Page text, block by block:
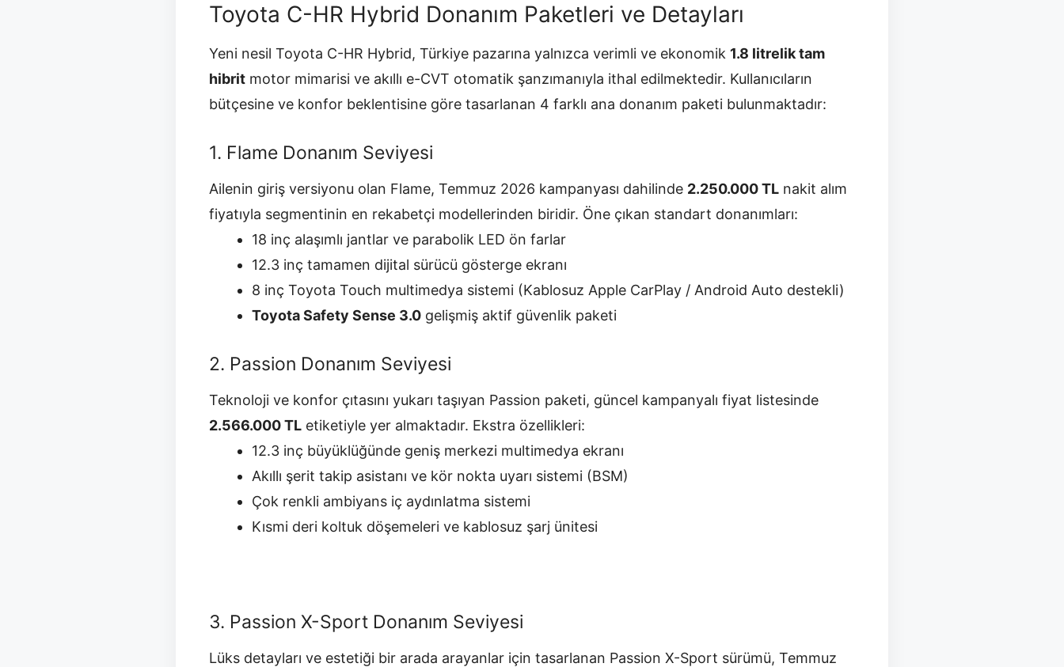
Toyota C-HR Hybrid Donanım Paketleri ve Detayları
Yeni nesil Toyota C-HR Hybrid, Türkiye pazarına yalnızca verimli ve ekonomik 1.8 litrelik tam
hibrit motor mimarisi ve akıllı e-CVT otomatik şanzımanıyla ithal edilmektedir. Kullanıcıların
bütçesine ve konfor beklentisine göre tasarlanan 4 farklı ana donanım paketi bulunmaktadır:
1. Flame Donanım Seviyesi
Ailenin giriş versiyonu olan Flame, Temmuz 2026 kampanyası dahilinde 2.250.000 TL nakit alım
fiyatıyla segmentinin en rekabetçi modellerinden biridir. Öne çıkan standart donanımları:
18 inç alaşımlı jantlar ve parabolik LED ön farlar
12.3 inç tamamen dijital sürücü gösterge ekranı
8 inç Toyota Touch multimedya sistemi (Kablosuz Apple CarPlay / Android Auto destekli)
Toyota Safety Sense 3.0 gelişmiş aktif güvenlik paketi
2. Passion Donanım Seviyesi
Teknoloji ve konfor çıtasını yukarı taşıyan Passion paketi, güncel kampanyalı fiyat listesinde
2.566.000 TL etiketiyle yer almaktadır. Ekstra özellikleri:
12.3 inç büyüklüğünde geniş merkezi multimedya ekranı
Akıllı şerit takip asistanı ve kör nokta uyarı sistemi (BSM)
Çok renkli ambiyans iç aydınlatma sistemi
Kısmi deri koltuk döşemeleri ve kablosuz şarj ünitesi
3. Passion X-Sport Donanım Seviyesi
Lüks detayları ve estetiği bir arada arayanlar için tasarlanan Passion X-Sport sürümü, Temmuz